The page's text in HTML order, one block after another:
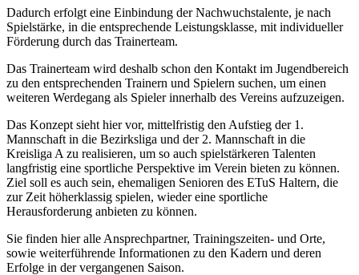
Dadurch erfolgt eine Einbindung der Nachwuchstalente, je nach
Spielstärke, in die entsprechende Leistungsklasse, mit individueller
Förderung durch das Trainerteam.
Das Trainerteam wird deshalb schon den Kontakt im Jugendbereich
zu den entsprechenden Trainern und Spielern suchen, um einen
weiteren Werdegang als Spieler innerhalb des Vereins aufzuzeigen.
Das Konzept sieht hier vor, mittelfristig den Aufstieg der 1.
Mannschaft in die Bezirksliga und der 2. Mannschaft in die
Kreisliga A zu realisieren, um so auch spielstärkeren Talenten
langfristig eine sportliche Perspektive im Verein bieten zu können.
Ziel soll es auch sein, ehemaligen Senioren des ETuS Haltern, die
zur Zeit höherklassig spielen, wieder eine sportliche
Herausforderung anbieten zu können.
Sie finden hier alle Ansprechpartner, Trainingszeiten- und Orte,
sowie weiterführende Informationen zu den Kadern und deren
Erfolge in der vergangenen Saison.